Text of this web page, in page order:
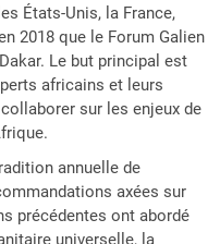
États-Unis, la France,
2018 que le Forum Galien
Le but principal est
africains et leurs
sur les enjeux de
annuelle de
axées sur
précédentes ont abordé
universelle, la